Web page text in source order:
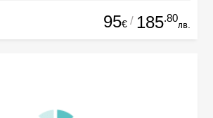
95€ / 185.80
лв.